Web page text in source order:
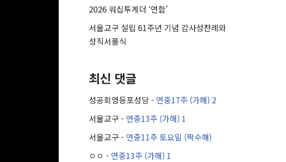
2026 워십투게더 ‘연합’
서울교구 설립 61주년 기념 감사성찬례와
성직서품식
최신 댓글
성공회영등포성당- 연중17주 (가해) 2
서울교구 - 연중13주 (가해) 1
서울교구 - 연중11주 토요일 (짝수해)
ㅇㅇ - 연중13주 (가해) 1